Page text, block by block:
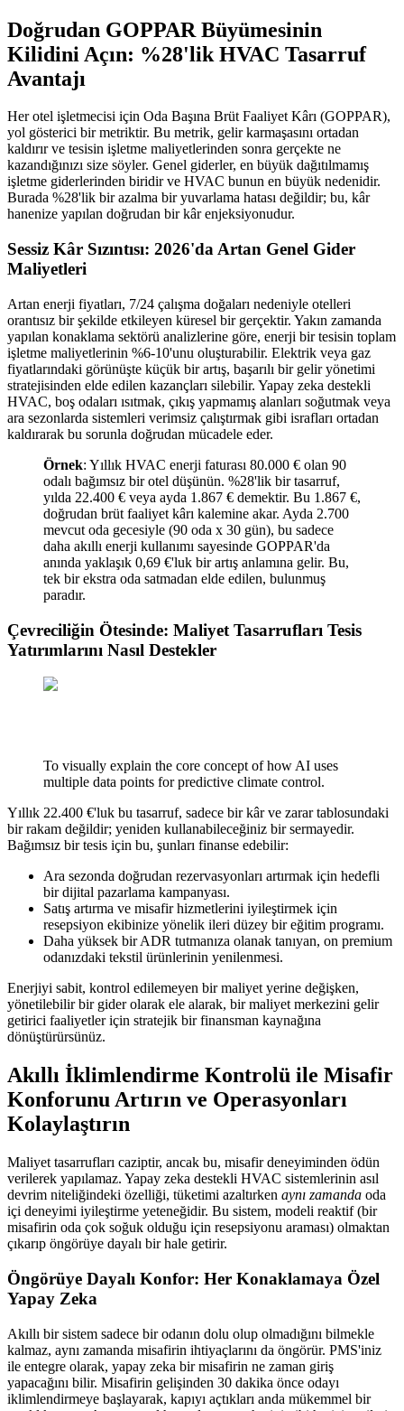
Doğrudan GOPPAR Büyümesinin
Kilidini Açın: %28'lik HVAC Tasarruf
Avantajı
Her otel işletmecisi için Oda Başına Brüt Faaliyet Kârı (GOPPAR),
yol gösterici bir metriktir. Bu metrik, gelir karmaşasını ortadan
kaldırır ve tesisin işletme maliyetlerinden sonra gerçekte ne
kazandığınızı size söyler. Genel giderler, en büyük dağıtılmamış
işletme giderlerinden biridir ve HVAC bunun en büyük nedenidir.
Burada %28'lik bir azalma bir yuvarlama hatası değildir; bu, kâr
hanenize yapılan doğrudan bir kâr enjeksiyonudur.
Sessiz Kâr Sızıntısı: 2026'da Artan Genel Gider
Maliyetleri
Artan enerji fiyatları, 7/24 çalışma doğaları nedeniyle otelleri
orantısız bir şekilde etkileyen küresel bir gerçektir. Yakın zamanda
yapılan konaklama sektörü analizlerine göre, enerji bir tesisin toplam
işletme maliyetlerinin %6-10'unu oluşturabilir. Elektrik veya gaz
fiyatlarındaki görünüşte küçük bir artış, başarılı bir gelir yönetimi
stratejisinden elde edilen kazançları silebilir. Yapay zeka destekli
HVAC, boş odaları ısıtmak, çıkış yapmamış alanları soğutmak veya
ara sezonlarda sistemleri verimsiz çalıştırmak gibi israfları ortadan
kaldırarak bu sorunla doğrudan mücadele eder.
Örnek: Yıllık HVAC enerji faturası 80.000 € olan 90
odalı bağımsız bir otel düşünün. %28'lik bir tasarruf,
yılda 22.400 € veya ayda 1.867 € demektir. Bu 1.867 €,
doğrudan brüt faaliyet kârı kalemine akar. Ayda 2.700
mevcut oda gecesiyle (90 oda x 30 gün), bu sadece
daha akıllı enerji kullanımı sayesinde GOPPAR'da
anında yaklaşık 0,69 €'luk bir artış anlamına gelir. Bu,
tek bir ekstra oda satmadan elde edilen, bulunmuş
paradır.
Çevreciliğin Ötesinde: Maliyet Tasarrufları Tesis
Yatırımlarını Nasıl Destekler
To visually explain the core concept of how AI uses
multiple data points for predictive climate control.
Yıllık 22.400 €'luk bu tasarruf, sadece bir kâr ve zarar tablosundaki
bir rakam değildir; yeniden kullanabileceğiniz bir sermayedir.
Bağımsız bir tesis için bu, şunları finanse edebilir:
Ara sezonda doğrudan rezervasyonları artırmak için hedefli
bir dijital pazarlama kampanyası.
Satış artırma ve misafir hizmetlerini iyileştirmek için
resepsiyon ekibinize yönelik ileri düzey bir eğitim programı.
Daha yüksek bir ADR tutmanıza olanak tanıyan, on premium
odanızdaki tekstil ürünlerinin yenilenmesi.
Enerjiyi sabit, kontrol edilemeyen bir maliyet yerine değişken,
yönetilebilir bir gider olarak ele alarak, bir maliyet merkezini gelir
getirici faaliyetler için stratejik bir finansman kaynağına
dönüştürürsünüz.
Akıllı İklimlendirme Kontrolü ile Misafir
Konforunu Artırın ve Operasyonları
Kolaylaştırın
Maliyet tasarrufları caziptir, ancak bu, misafir deneyiminden ödün
verilerek yapılamaz. Yapay zeka destekli HVAC sistemlerinin asıl
devrim niteliğindeki özelliği, tüketimi azaltırken aynı zamanda oda
içi deneyimi iyileştirme yeteneğidir. Bu sistem, modeli reaktif (bir
misafirin oda çok soğuk olduğu için resepsiyonu araması) olmaktan
çıkarıp öngörüye dayalı bir hale getirir.
Öngörüye Dayalı Konfor: Her Konaklamaya Özel
Yapay Zeka
Akıllı bir sistem sadece bir odanın dolu olup olmadığını bilmekle
kalmaz, aynı zamanda misafirin ihtiyaçlarını da öngörür. PMS'iniz
ile entegre olarak, yapay zeka bir misafirin ne zaman giriş
yapacağını bilir. Misafirin gelişinden 30 dakika önce odayı
iklimlendirmeye başlayarak, kapıyı açtıkları anda mükemmel bir